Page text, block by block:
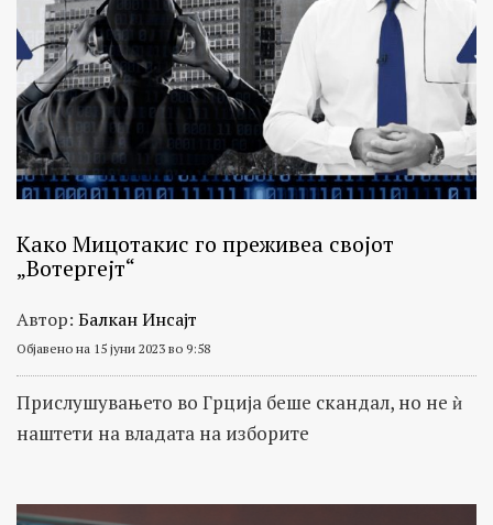
Како Мицотакис го преживеа својот
„Вотергејт“
Автор: Балкан Инсајт
Објавено на 15 јуни 2023 во 9:58
Прислушувањето во Грција беше скандал, но не ѝ
наштети на владата на изборите